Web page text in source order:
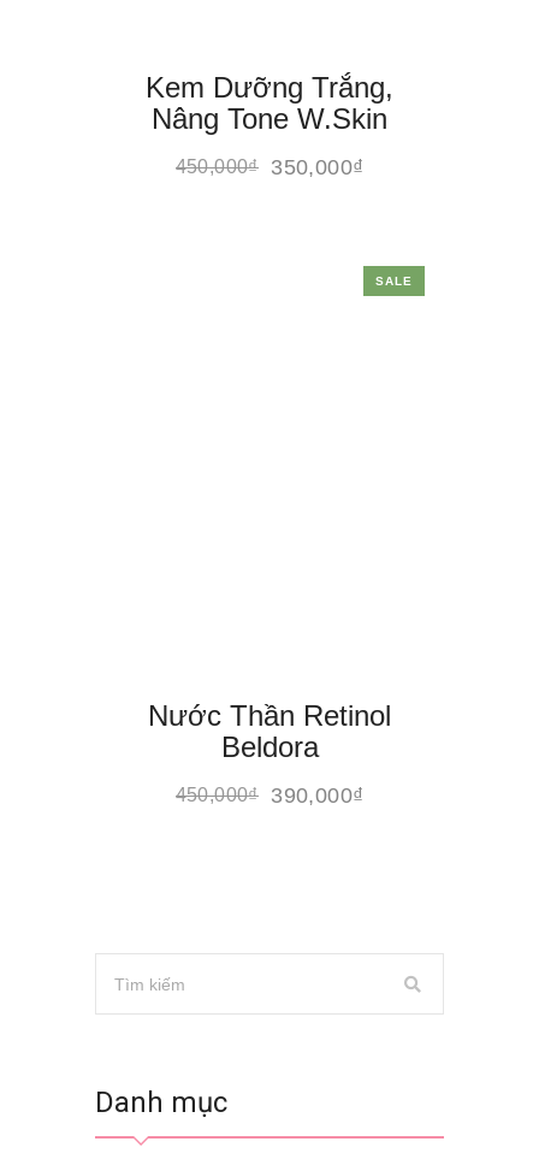
Kem Dưỡng Trắng,
Nâng Tone W.Skin
450,000₫ 350,000₫
SALE
Nước Thần Retinol
Beldora
450,000₫ 390,000₫
Danh mục